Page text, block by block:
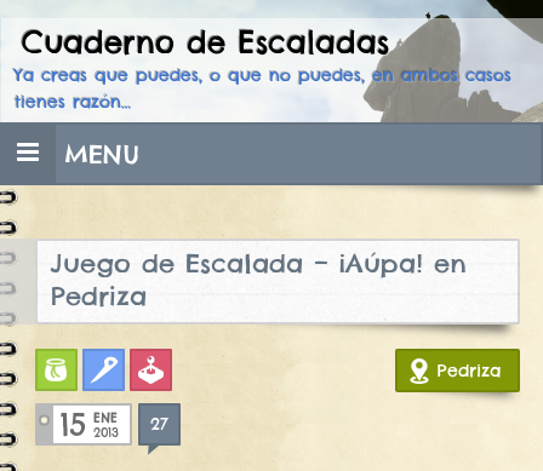
Skip
content
Cuaderno de Escaladas
Ya creas que puedes, o que no puedes, en ambos casos
tienes razón…
MENU
Juego de Escalada – ¡Aúpa! en
Pedriza
BulderClasicaJuegos Pedriza
15 ENE
2013 27